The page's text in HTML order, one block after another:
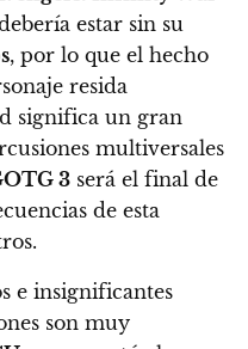
estar sin su
, por lo que el hecho
resida
significa un gran
multiversales
3 será el final de
de esta
e insignificantes
son muy